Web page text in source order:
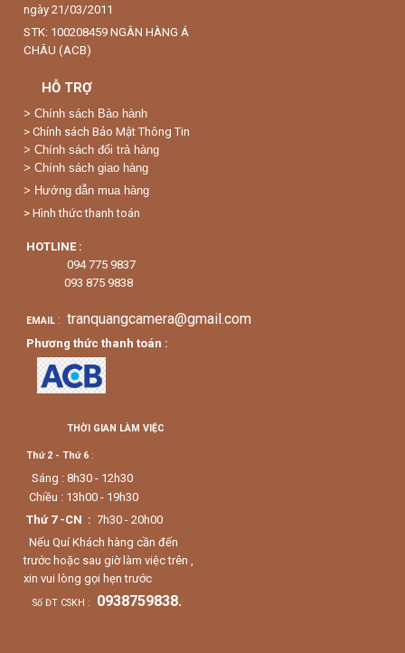
ngày 21/03/2011
STK: 100208459 NGÂN HÀNG Á
CHÂU (ACB)
HỖ TRỢ
> Chính sách Bảo hành
> Chính sách Bảo Mật Thông Tin
> Chính sách đổi trả hàng
> Chính sách giao hàng
> Hướng dẫn mua hàng
> Hình thức thanh toán
HOTLINE :
094 775 9837
093 875 9838
EMAIL : tranquangcamera@gmail.com
Phương thức thanh toán :
THỜI GIAN LÀM VIỆC
Thứ 2 - Thứ 6 :
Sáng : 8h30 - 12h30
Chiều : 13h00 - 19h30
Thứ 7 -CN : 7h30 - 20h00
Nếu Quí Khách hàng cần đến
trước hoặc sau giờ làm việc trên ,
xin vui lòng gọi hẹn trước
Số ĐT CSKH : 0938759838.